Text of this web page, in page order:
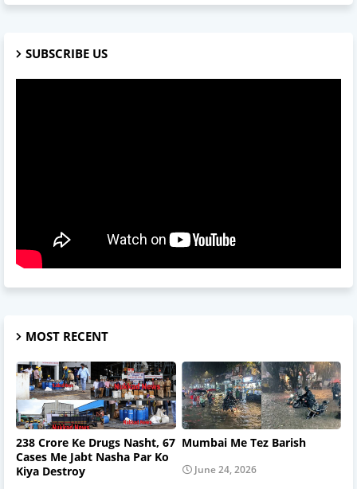
SUBSCRIBE US
MOST RECENT
238 Crore Ke Drugs Nasht, 67
Cases Me Jabt Nasha Par Ko
Kiya Destroy
Mumbai Me Tez Barish
June 24, 2026